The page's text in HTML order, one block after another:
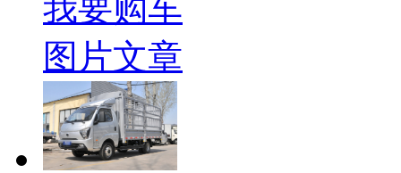
我要购车
图片文章